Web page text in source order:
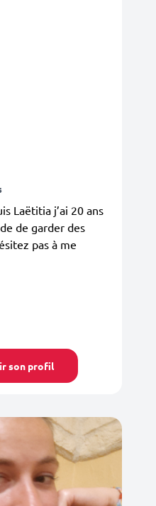
Laëtitia j’ai 20 ans
de garder des
pas à me
son profil